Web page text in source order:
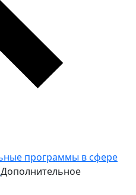
программы в сфере
Дополнительное